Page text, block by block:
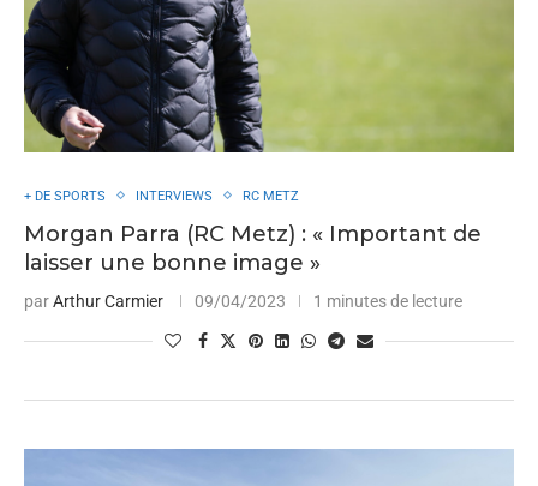
+ DE SPORTS INTERVIEWS RC METZ
Morgan Parra (RC Metz) : « Important de
laisser une bonne image »
parArthur Carmier 09/04/2023 1 minutes de lecture